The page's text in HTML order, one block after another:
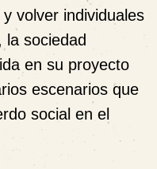
volver individuales
la sociedad
en su proyecto
escenarios que
social en el